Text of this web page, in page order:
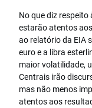
No que diz
estarão atentos
ao relatório da EIA
euro e a libra
maior volatilidade,
Centrais irão
mas não menos
atentos aos